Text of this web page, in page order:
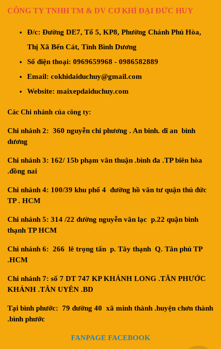
CÔNG TY TNHH TM & DV CƠ KHÍ ĐẠI ĐỨC HUY
Đ/c: Đường DE7, Tổ 5, KP8, Phường Chánh Phú Hòa,
Thị Xã Bến Cát, Tỉnh Bình Dương
Số điện thoại: 0969659968 - 0986582889
Email: cokhidaiduchuy@gmail.com
Website: maixepdaiduchuy.com
Các Chi nhánh của công ty:
Chi nhánh 2: 360 nguyễn chi phương . An binh. dĩ an bình
dương
Chi nhánh 3: 162/ 15b phạm văn thuận .bình đa .TP biên hòa
.đồng nai
Chi nhánh 4: 100/39 khu phố 4 đường hồ văn tư quận thủ đức
TP . HCM
Chi nhánh 5: 314 /22 đường nguyễn văn lạc p.22 quận bình
thạnh TP HCM
Chi nhánh 6: 266 lê trọng tấn p. Tây thạnh Q. Tân phú TP
.HCM
Chi nhánh 7: số 7 DT 747 KP KHÁNH LONG .TÂN PHƯỚC
KHÁNH .TÂN UYÊN .BD
Tại bình phước: 79 đường 40 xã minh thành .huyện chơn thành
.bình phước
FANPAGE FACEBOOK